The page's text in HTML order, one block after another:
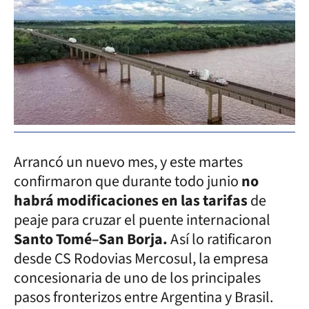
Arrancó un nuevo mes, y este martes
confirmaron que durante todo juniono
habrá modificaciones en las tarifasde
peaje para cruzar el puente internacional
Santo Tomé–San Borja.Así lo ratificaron
desde CS Rodovias Mercosul, la empresa
concesionaria de uno de los principales
pasos fronterizos entre Argentina y Brasil.